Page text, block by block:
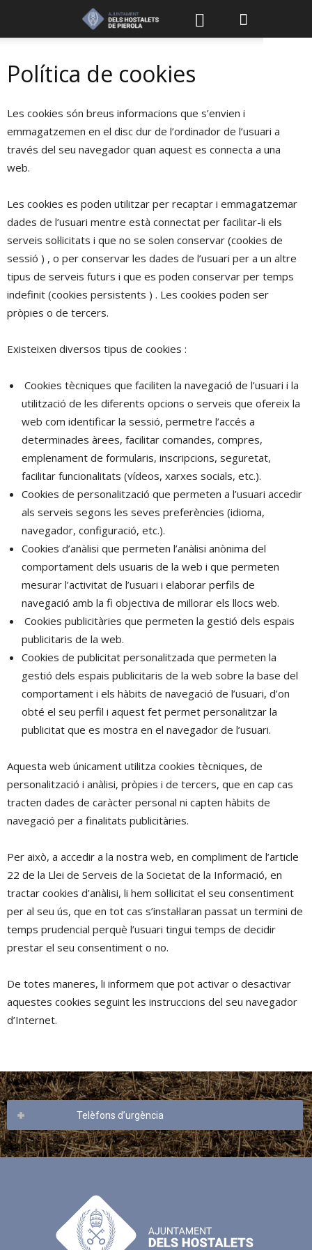
Política de cookies
Les cookies són breus informacions que s’envien i
emmagatzemen en el disc dur de l’ordinador de l’usuari a
través del seu navegador quan aquest es connecta a una
web.
Les cookies es poden utilitzar per recaptar i emmagatzemar
dades de l’usuari mentre està connectat per facilitar-li els
serveis sol·licitats i que no se solen conservar (cookies de
sessió ) , o per conservar les dades de l’usuari per a un altre
tipus de serveis futurs i que es poden conservar per temps
indefinit (cookies persistents ) . Les cookies poden ser
pròpies o de tercers.
Existeixen diversos tipus de cookies :
Cookies tècniques que faciliten la navegació de l’usuari i la
utilització de les diferents opcions o serveis que ofereix la
web com identificar la sessió, permetre l’accés a
determinades àrees, facilitar comandes, compres,
emplenament de formularis, inscripcions, seguretat,
facilitar funcionalitats (vídeos, xarxes socials, etc.).
Cookies de personalització que permeten a l’usuari accedir
als serveis segons les seves preferències (idioma,
navegador, configuració, etc.).
Cookies d’anàlisi que permeten l’anàlisi anònima del
comportament dels usuaris de la web i que permeten
mesurar l’activitat de l’usuari i elaborar perfils de
navegació amb la fi objectiva de millorar els llocs web.
Cookies publicitàries que permeten la gestió dels espais
publicitaris de la web.
Cookies de publicitat personalitzada que permeten la
gestió dels espais publicitaris de la web sobre la base del
comportament i els hàbits de navegació de l’usuari, d’on
obté el seu perfil i aquest fet permet personalitzar la
publicitat que es mostra en el navegador de l’usuari.
Aquesta web únicament utilitza cookies tècniques, de
personalització i anàlisi, pròpies i de tercers, que en cap cas
tracten dades de caràcter personal ni capten hàbits de
navegació per a finalitats publicitàries.
Per això, a accedir a la nostra web, en compliment de l’article
22 de la Llei de Serveis de la Societat de la Informació, en
tractar cookies d’anàlisi, li hem sol·licitat el seu consentiment
per al seu ús, que en tot cas s’instal·laran passat un termini de
temps prudencial perquè l’usuari tingui temps de decidir
prestar el seu consentiment o no.
De totes maneres, li informem que pot activar o desactivar
aquestes cookies seguint les instruccions del seu navegador
d’Internet.
Telèfons d’urgència